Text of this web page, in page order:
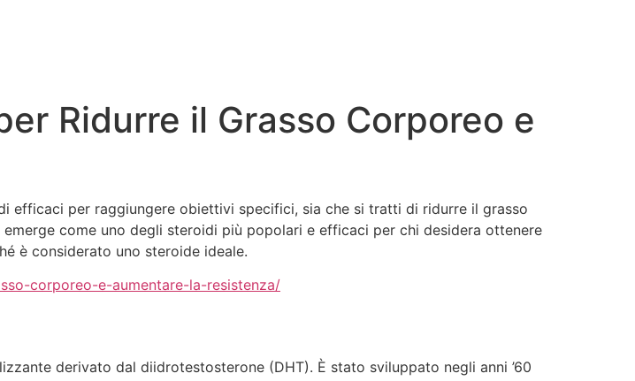
Ridurre il Grasso Corporeo e
efficaci per raggiungere obiettivi specifici, sia che si tratti di ridurre il grasso
come uno degli steroidi più popolari e efficaci per chi desidera ottenere
è considerato uno steroide ideale.
corporeo-e-aumentare-la-resistenza/
derivato dal diidrotestosterone (DHT). È stato sviluppato negli anni ’60